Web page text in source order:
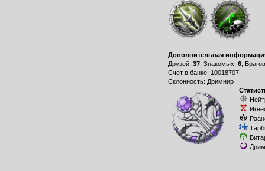
Дополнительная
Друзей: 37, Знакомых: 6,
Счет в банке: 10018707
Склонность: Дримнир